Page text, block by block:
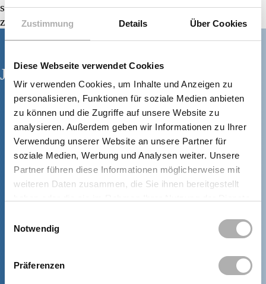
Zustimmung Details Über Cookies
Diese Webseite verwendet Cookies
Wir verwenden Cookies, um Inhalte und Anzeigen zu
personalisieren, Funktionen für soziale Medien anbieten
zu können und die Zugriffe auf unsere Website zu
analysieren. Außerdem geben wir Informationen zu Ihrer
Verwendung unserer Website an unsere Partner für
soziale Medien, Werbung und Analysen weiter. Unsere
Partner führen diese Informationen möglicherweise mit
weiteren Daten zusammen, die Sie ihnen bereitgestellt
Notwendig
Präferenzen
steten Umgang mit modernster Technik im
zahnmedizinischen Bereich.
Jetzt Termin vereinbaren!
Mo, Mi, Do 08:00 – 18:00 Uhr
Di
08:00 – 19:00 Uhr
Fr
08:00 – 17:00 Uhr
TERMIN VEREINBAREN